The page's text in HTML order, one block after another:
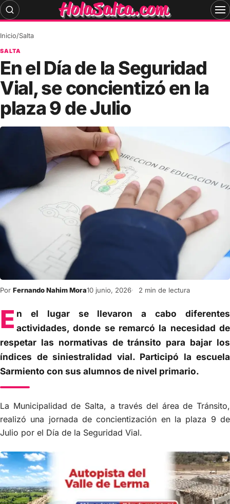
Skip
to
Inicio/Salta
SALTA
En el Día de la Seguridad
Vial, se concientizó en la
plaza 9 de Julio
Por Fernando Nahim Mora10 junio, 2026 2 min de lectura
E n el lugar se llevaron a cabo diferentes
actividades, donde se remarcó la necesidad de
respetar las normativas de tránsito para bajar los
índices de siniestralidad vial. Participó la escuela
Sarmiento con sus alumnos de nivel primario.
La Municipalidad de Salta, a través del área de Tránsito,
realizó una jornada de concientización en la plaza 9 de
Julio por el Día de la Seguridad Vial.